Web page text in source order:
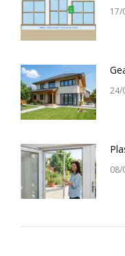
17/
24/
08/